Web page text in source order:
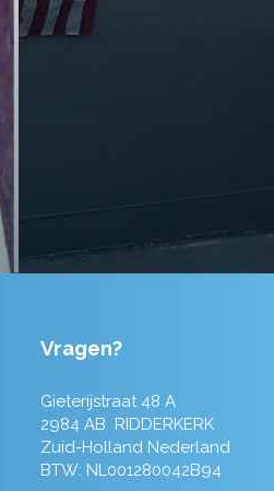
Vragen?
Gieterijstraat 48 A
2984 AB RIDDERKERK
Zuid-Holland Nederland
BTW: NL001280042B94